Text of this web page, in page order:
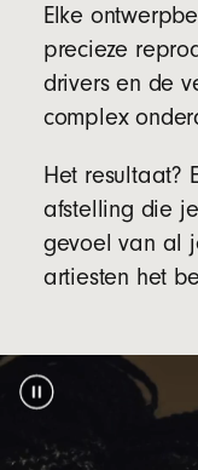
Breedte:
Hoogte: 1,9
Gewicht: 5,7
Specificaties
Breedte: 3,5
Hoogte: 2,4
Gewicht: 22
Tweevoudige
Android
automatisch
Zoek mijn of
Elke
precieze
drivers en de
complex
Het resultaat?
afstelling die
gevoel van al
artiesten het